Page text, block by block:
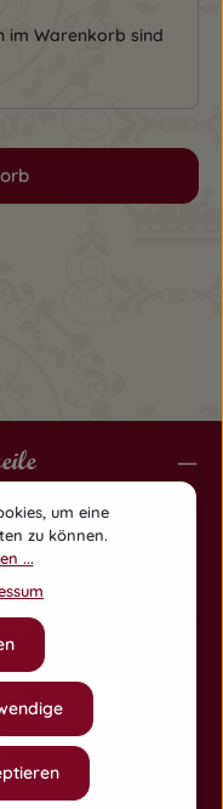
im Warenkorb sind
um eine
zu können.
...